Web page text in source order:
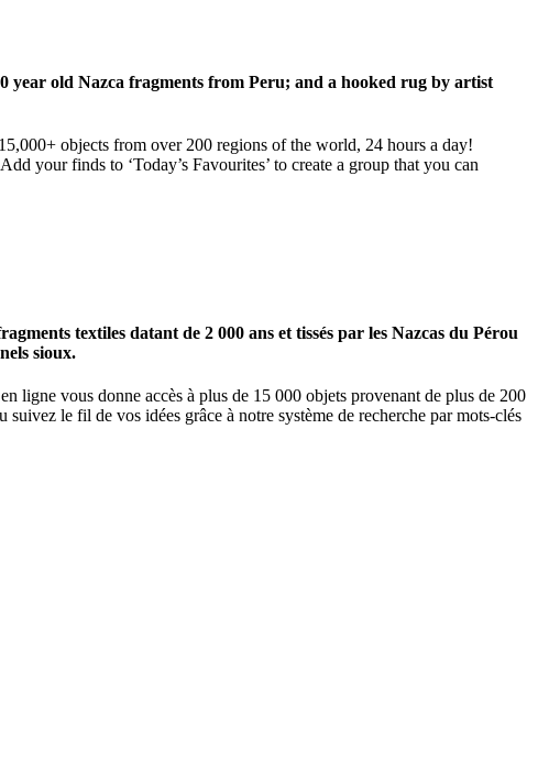
year old Nazca fragments from Peru; and a hooked rug by artist
objects from over 200 regions of the world, 24 hours a day!
your finds to ‘Today’s Favourites’ to create a group that you can
textiles datant de 2 000 ans et tissés par les Nazcas du Pérou
sioux.
ligne vous donne accès à plus de 15 000 objets provenant de plus de 200
le fil de vos idées grâce à notre système de recherche par mots-clés